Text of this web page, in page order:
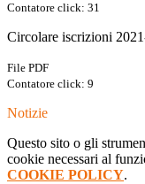
Contatore click: 31
Circolare iscrizioni
File PDF
Contatore click: 9
Notizie
Questo sito o gli
cookie necessari al
COOKIE POLICY.